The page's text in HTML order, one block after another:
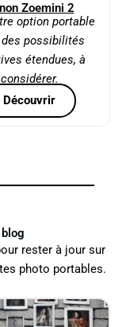
Zoemini 2
option portable
possibilités
étendues, à
considérer.
Découvrir
rester à jour sur
photo portables.